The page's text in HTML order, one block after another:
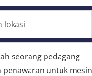
lokasi
seorang pedagang
penawaran untuk mesin